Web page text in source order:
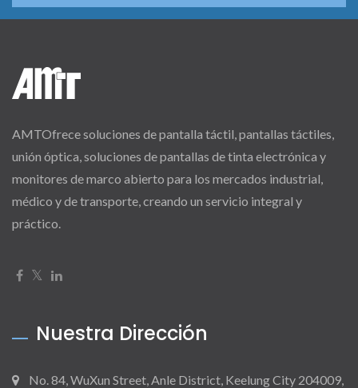
AMTOfrece soluciones de pantalla táctil, pantallas táctiles,
unión óptica, soluciones de pantallas de tinta electrónica y
monitores de marco abierto para los mercados industrial,
médico y de transporte, creando un servicio integral y
práctico.
Nuestra Dirección
No. 84, WuXun Street, Anle District, Keelung City 204009,